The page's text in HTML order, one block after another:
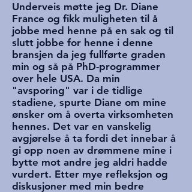
Underveis møtte jeg Dr. Diane
France og fikk muligheten til å
jobbe med henne på en sak og til
slutt jobbe for henne i denne
bransjen da jeg fullførte graden
min og så på PhD-programmer
over hele USA. Da min
"avsporing" var i de tidlige
stadiene, spurte Diane om mine
ønsker om å overta virksomheten
hennes. Det var en vanskelig
avgjørelse å ta fordi det innebar å
gi opp noen av drømmene mine i
bytte mot andre jeg aldri hadde
vurdert. Etter mye refleksjon og
diskusjoner med min bedre